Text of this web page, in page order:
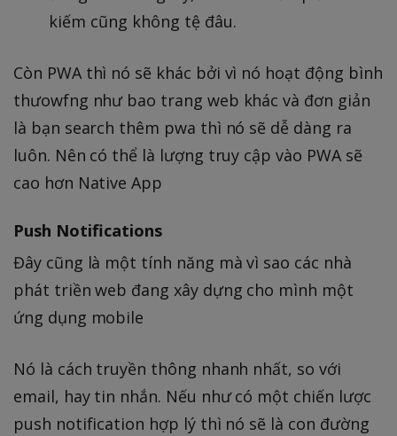
kiếm cũng không tệ đâu.
Còn PWA thì nó sẽ khác bởi vì nó hoạt động bình
thưowfng như bao trang web khác và đơn giản
là bạn search thêm pwa thì nó sẽ dễ dàng ra
luôn. Nên có thể là lượng truy cập vào PWA sẽ
cao hơn Native App
Push Notifications
Đây cũng là một tính năng mà vì sao các nhà
phát triền web đang xây dựng cho mình một
ứng dụng mobile
Nó là cách truyền thông nhanh nhất, so với
email, hay tin nhắn. Nếu như có một chiến lược
push notification hợp lý thì nó sẽ là con đường